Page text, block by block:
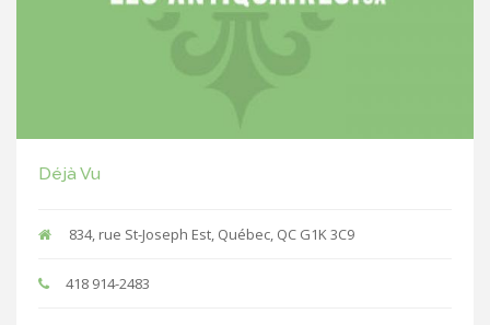
Déjà Vu
834, rue St-Joseph Est, Québec, QC G1K 3C9
418 914-2483